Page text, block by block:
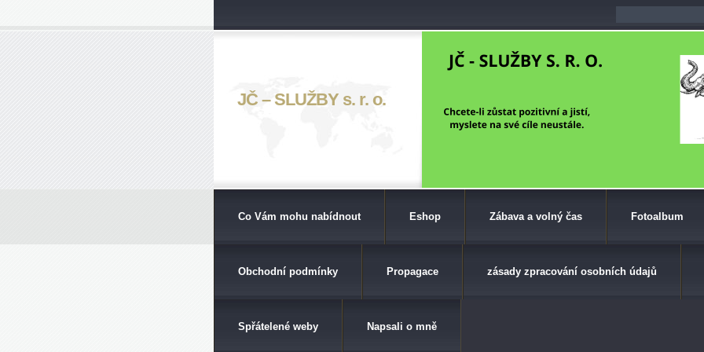
JČ – SLUŽBY s. r. o.
Co Vám mohu nabídnout Eshop Zábava a volný čas Fotoalbum
Obchodní podmínky Propagace zásady zpracování osobních údajů
Spřátelené weby Napsali o mně